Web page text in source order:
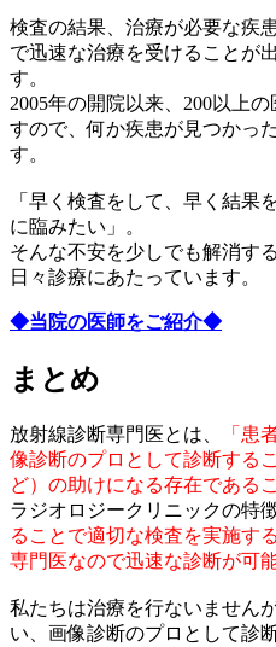
検査の結果、治療が必要な疾
で迅速な治療を受けることが
す。
2005年の開院以来、200以上
すので、何か疾患が見つかっ
す。
「早く検査をして、早く結果
に臨みたい」。
そんな不安を少しでも解消す
日々診療にあたっています。
◆当院の医師をご紹介◆
まとめ
放射線診断専門医とは、
「患
像診断のプロとして診断する
ど）の助けになる存在であるこ
ラジオロジークリニックの特徴
ることで適切な検査を実施す
専門医なので迅速な診断が可
私たちは治療を行ないません
い、画像診断のプロとして診